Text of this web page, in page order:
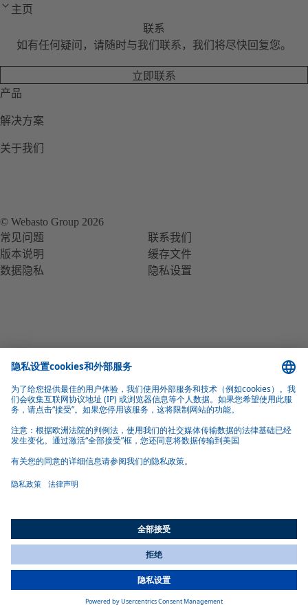
主页
产品
解决方案
关于我们
联系
如有任何疑问，请随时与我们联系，我们将尽快回复您。
立即联系
© Webasto Group 2026
常见问题
联系我们
版本说明
缓存文件
数据隐私
隐私设置
You are currently on our website forChina
information, please visit our website forAmerica.
All Countries